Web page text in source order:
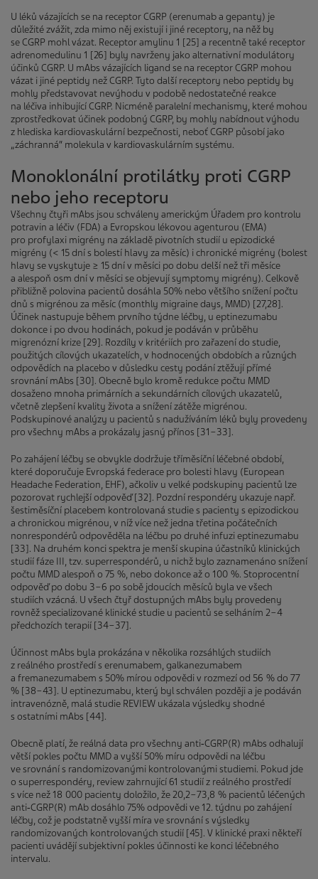
U léků vázajících se na receptor CGRP (erenumab a gepanty) je
důležité zvážit, zda mimo něj existují i jiné receptory, na něž by
se CGRP mohl vázat. Receptor amylinu 1 [25] a recentně také receptor
adrenomedulinu 1 [26] byly navrženy jako alternativní modulátory
účinků CGRP. U mAbs vázajících ligand se na receptor CGRP mohou
vázat i jiné peptidy než CGRP. Tyto další receptory nebo peptidy by
mohly představovat nevýhodu v podobě nedostatečné reakce
na léčiva inhibující CGRP. Nicméně paralelní mechanismy, které mohou
zprostředkovat účinek podobný CGRP, by mohly nabídnout výhodu
z hlediska kardiovaskulární bezpečnosti, neboť CGRP působí jako
„záchranná“ molekula v kardiovaskulárním systému.
Monoklonální protilátky proti CGRP
nebo jeho receptoru
Všechny čtyři mAbs jsou schváleny americkým Úřadem pro kontrolu
potravin a léčiv (FDA) a Evropskou lékovou agenturou (EMA)
pro profylaxi migrény na základě pivotních studií u epizodické
migrény (< 15 dní s bolestí hlavy za měsíc) i chronické migrény (bolest
hlavy se vyskytuje ≥ 15 dní v měsíci po dobu delší než tři měsíce
a alespoň osm dní v měsíci se objevují symptomy migrény). Celkově
přibližně polovina pacientů dosáhla 50% nebo většího snížení počtu
dnů s migrénou za měsíc (monthly migraine days, MMD) [27,28].
Účinek nastupuje během prvního týdne léčby, u eptinezumabu
dokonce i po dvou hodinách, pokud je podáván v průběhu
migrenózní krize [29]. Rozdíly v kritériích pro zařazení do studie,
použitých cílových ukazatelích, v hodnocených obdobích a různých
odpovědích na placebo v důsledku cesty podání ztěžují přímé
srovnání mAbs [30]. Obecně bylo kromě redukce počtu MMD
dosaženo mnoha primárních a sekundárních cílových ukazatelů,
včetně zlepšení kvality života a snížení zátěže migrénou.
Podskupinové analýzy u pacientů s nadužíváním léků byly provedeny
pro všechny mAbs a prokázaly jasný přínos [31−33].
Po zahájení léčby se obvykle dodržuje tříměsíční léčebné období,
které doporučuje Evropská federace pro bolesti hlavy (European
Headache Federation, EHF), ačkoliv u velké podskupiny pacientů lze
pozorovat rychlejší odpověď [32]. Pozdní respondéry ukazuje např.
šestiměsíční placebem kontrolovaná studie s pacienty s epizodickou
a chronickou migrénou, v níž více než jedna třetina počátečních
nonrespondérů odpověděla na léčbu po druhé infuzi eptinezumabu
[33]. Na druhém konci spektra je menší skupina účastníků klinických
studií fáze III, tzv. superrespondérů, u nichž bylo zaznamenáno snížení
počtu MMD alespoň o 75 %, nebo dokonce až o 100 %. Stoprocentní
odpověď po dobu 3−6 po sobě jdoucích měsíců byla ve všech
studiích vzácná. U všech čtyř dostupných mAbs byly provedeny
rovněž specializované klinické studie u pacientů se selháním 2−4
předchozích terapií [34−37].
Účinnost mAbs byla prokázána v několika rozsáhlých studiích
z reálného prostředí s erenumabem, galkanezumabem
a fremanezumabem s 50% mírou odpovědi v rozmezí od 56 % do 77
% [38−43]. U eptinezumabu, který byl schválen později a je podáván
intravenózně, malá studie REVIEW ukázala výsledky shodné
s ostatními mAbs [44].
Obecně platí, že reálná data pro všechny anti‑CGRP(R) mAbs odhalují
větší pokles počtu MMD a vyšší 50% míru odpovědi na léčbu
ve srovnání s randomizovanými kontrolovanými studiemi. Pokud jde
o superrespondéry, review zahrnující 61 studií z reálného prostředí
s více než 18 000 pacienty doložilo, že 20,2−73,8 % pacientů léčených
anti‑CGRP(R) mAb dosáhlo 75% odpovědi ve 12. týdnu po zahájení
léčby, což je podstatně vyšší míra ve srovnání s výsledky
randomizovaných kontrolovaných studií [45]. V klinické praxi někteří
pacienti uvádějí subjektivní pokles účinnosti ke konci léčebného
intervalu.